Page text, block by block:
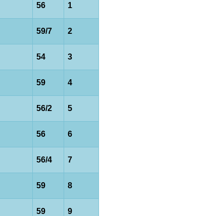
56 1
59/7 2
54 3
59 4
56/2 5
56 6
56/4 7
59 8
59 9